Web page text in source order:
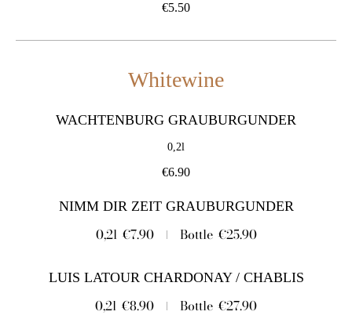
€5.50
Whitewine
WACHTENBURG GRAUBURGUNDER
0,2l
€6.90
NIMM DIR ZEIT GRAUBURGUNDER
0,2l €7.90 Bottle €25.90
LUIS LATOUR CHARDONAY / CHABLIS
0,2l €8.90 Bottle €27.90